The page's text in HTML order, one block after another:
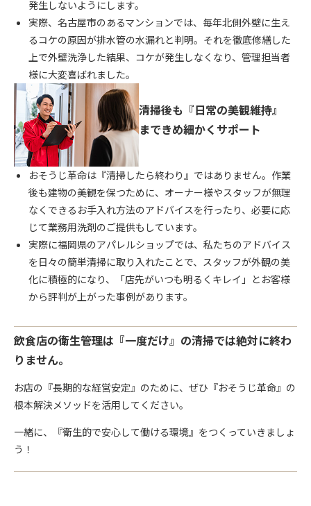
発生しないようにします。
実際、名古屋市のあるマンションでは、毎年北側外壁に生え
るコケの原因が排水管の水漏れと判明。それを徹底修繕した
上で外壁洗浄した結果、コケが発生しなくなり、管理担当者
様に大変喜ばれました。
清掃後も『日常の美観維持』
まできめ細かくサポート
おそうじ革命は『清掃したら終わり』ではありません。作業
後も建物の美観を保つために、オーナー様やスタッフが無理
なくできるお手入れ方法のアドバイスを行ったり、必要に応
じて業務用洗剤のご提供もしています。
実際に福岡県のアパレルショップでは、私たちのアドバイス
を日々の簡単清掃に取り入れたことで、スタッフが外観の美
化に積極的になり、「店先がいつも明るくキレイ」とお客様
から評判が上がった事例があります。
飲食店の衛生管理は『一度だけ』の清掃では絶対に終わ
りません。
お店の『長期的な経営安定』のために、ぜひ『おそうじ革命』の
根本解決メソッドを活用してください。
一緒に、『衛生的で安心して働ける環境』をつくっていきましょ
う！